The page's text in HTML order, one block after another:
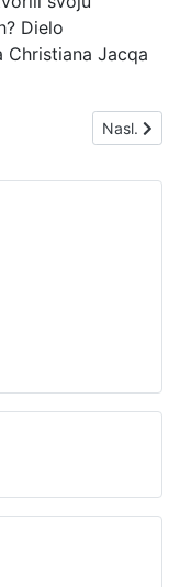
Dielo
Jacqa
Nasl.